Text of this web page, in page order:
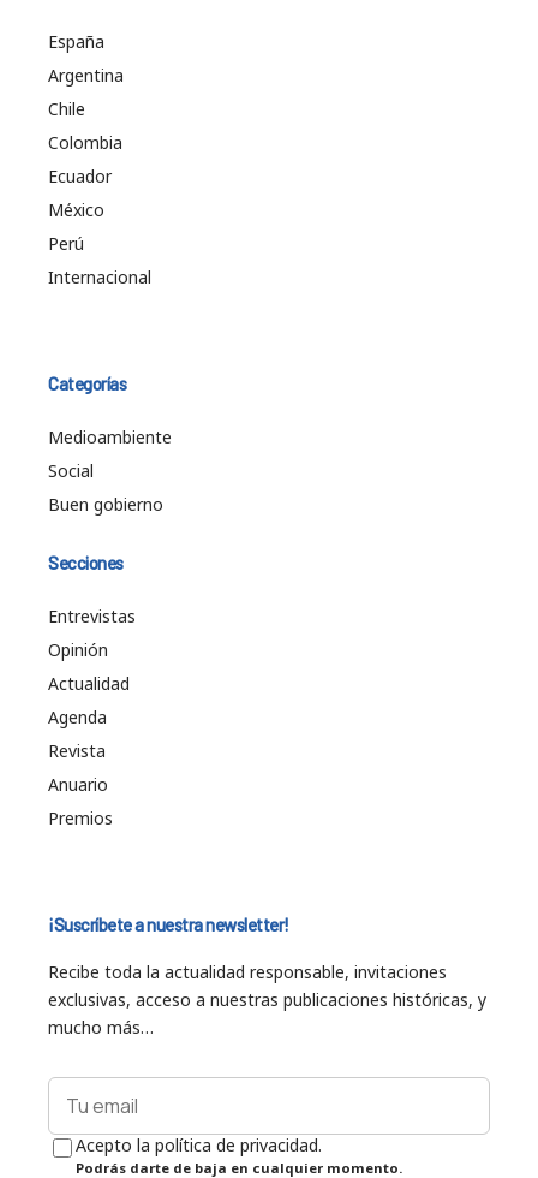
España
Argentina
Chile
Colombia
Ecuador
México
Perú
Internacional
Categorías
Medioambiente
Social
Buen gobierno
Secciones
Entrevistas
Opinión
Actualidad
Agenda
Revista
Anuario
Premios
¡Suscríbete a nuestra newsletter!
Recibe toda la actualidad responsable, invitaciones
exclusivas, acceso a nuestras publicaciones históricas, y
mucho más…
Acepto la política de privacidad.
Podrás darte de baja en cualquier momento.